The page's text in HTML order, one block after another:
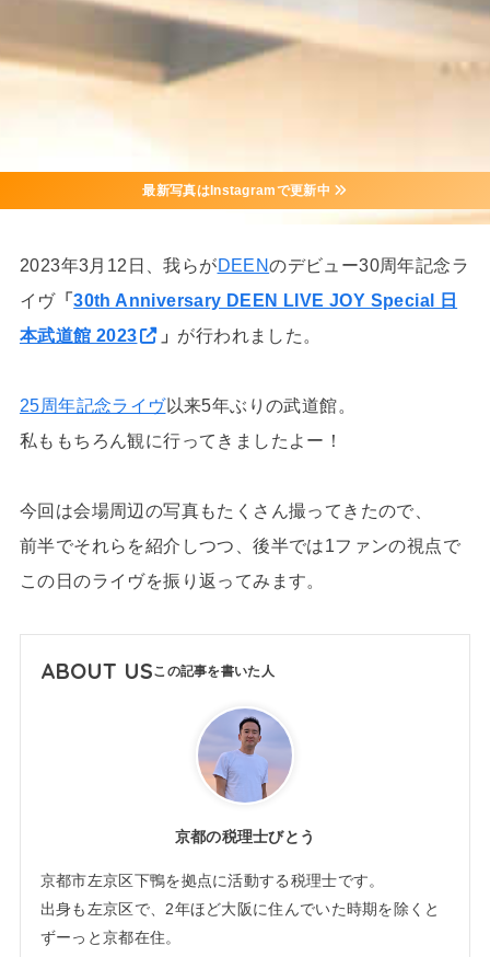
最新写真はInstagramで更新中
2023年3月12日、我らがDEENのデビュー30周年記念ラ
イヴ「30th Anniversary DEEN LIVE JOY Special 日
本武道館 2023
」 が行われました。
25周年記念ライヴ以来5年ぶりの武道館。
私ももちろん観に行ってきましたよー！
今回は会場周辺の写真もたくさん撮ってきたので、
前半でそれらを紹介しつつ、後半では1ファンの視点で
この日のライヴを振り返ってみます。
ABOUT US
京都の税理士びとう
京都市左京区下鴨を拠点に活動する税理士です。
出身も左京区で、2年ほど大阪に住んでいた時期を除くと
ずーっと京都在住。